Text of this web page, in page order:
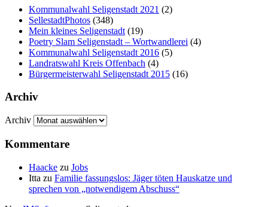
Kommunalwahl Seligenstadt 2021 (2)
SellestadtPhotos (348)
Mein kleines Seligenstadt (19)
Poetry Slam Seligenstadt – Wortwandlerei (4)
Kommunalwahl Seligenstadt 2016 (5)
Landratswahl Kreis Offenbach (4)
Bürgermeisterwahl Seligenstadt 2015 (16)
Archiv
Archiv
Kommentare
Haacke zu Jobs
Itta zu Familie fassungslos: Jäger töten Hauskatze und
sprechen von „notwendigem Abschuss“